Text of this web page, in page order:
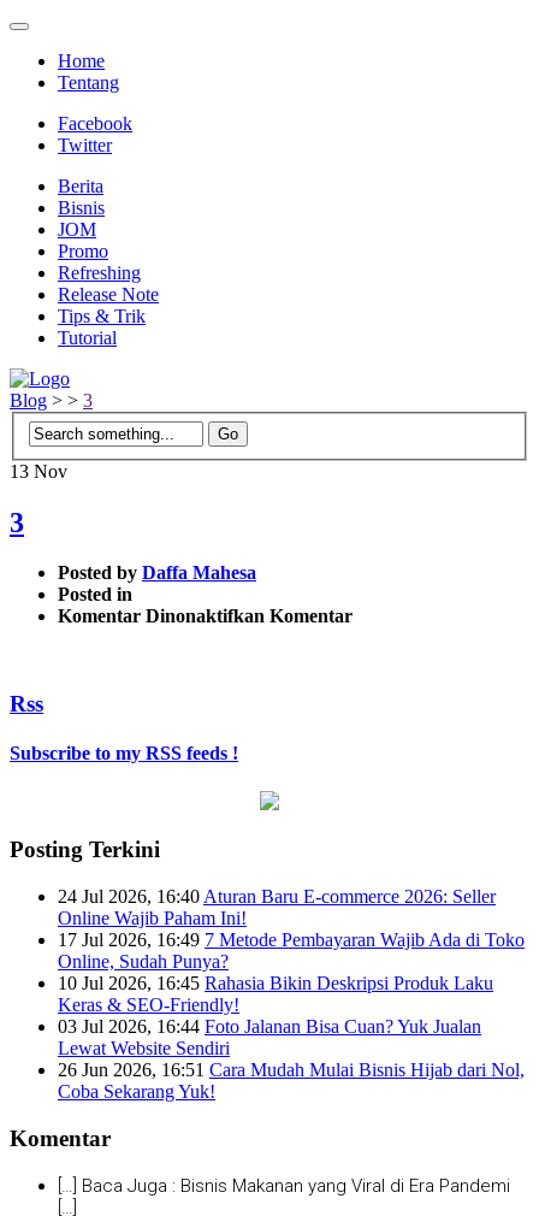
Home
Tentang
Facebook
Twitter
Berita
Bisnis
JOM
Promo
Refreshing
Release Note
Tips & Trik
Tutorial
Blog > > 3
13 Nov
3
Posted by Daffa Mahesa
Posted in
Komentar Dinonaktifkan pada
Komentar
Rss
Subscribe to my RSS feeds !
Posting Terkini
24 Jul 2026, 16:40 Aturan Baru E-commerce 2026: Seller
Online Wajib Paham Ini!
17 Jul 2026, 16:49 7 Metode Pembayaran Wajib Ada di Toko
Online, Sudah Punya?
10 Jul 2026, 16:45 Rahasia Bikin Deskripsi Produk Laku
Keras & SEO-Friendly!
03 Jul 2026, 16:44 Foto Jalanan Bisa Cuan? Yuk Jualan
Lewat Website Sendiri
26 Jun 2026, 16:51 Cara Mudah Mulai Bisnis Hijab dari Nol,
Coba Sekarang Yuk!
Komentar
[…] Baca Juga : Bisnis Makanan yang Viral di Era Pandemi